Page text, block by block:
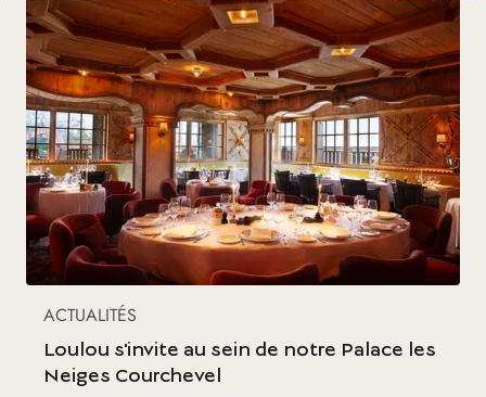
ACTUALITÉS
Loulou s'invite au sein de notre Palace les
Neiges Courchevel